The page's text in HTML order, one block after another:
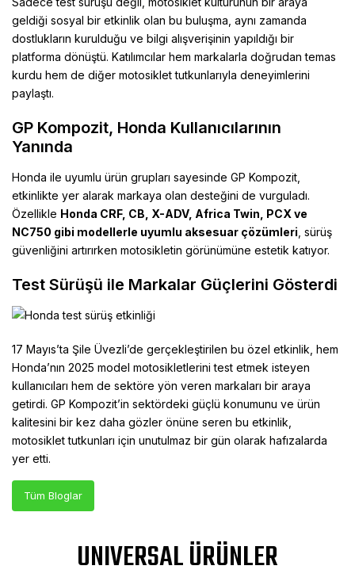
geldiği sosyal bir etkinlik olan bu buluşma, aynı zamanda
dostlukların kurulduğu ve bilgi alışverişinin yapıldığı bir
platforma dönüştü. Katılımcılar hem markalarla doğrudan temas
kurdu hem de diğer motosiklet tutkunlarıyla deneyimlerini
paylaştı.
GP Kompozit, Honda Kullanıcılarının
Yanında
Honda ile uyumlu ürün grupları sayesinde GP Kompozit,
etkinlikte yer alarak markaya olan desteğini de vurguladı.
Özellikle Honda CRF, CB, X-ADV, Africa Twin, PCX ve
NC750 gibi modellerle uyumlu aksesuar çözümleri, sürüş
güvenliğini artırırken motosikletin görünümüne estetik katıyor.
Test Sürüşü ile Markalar Güçlerini Gösterdi
17 Mayıs’ta Şile Üvezli’de gerçekleştirilen bu özel etkinlik, hem
Honda’nın 2025 model motosikletlerini test etmek isteyen
kullanıcıları hem de sektöre yön veren markaları bir araya
getirdi. GP Kompozit’in sektördeki güçlü konumunu ve ürün
kalitesini bir kez daha gözler önüne seren bu etkinlik,
motosiklet tutkunları için unutulmaz bir gün olarak hafızalarda
yer etti.
Tüm Bloglar
UNIVERSAL ÜRÜNLER